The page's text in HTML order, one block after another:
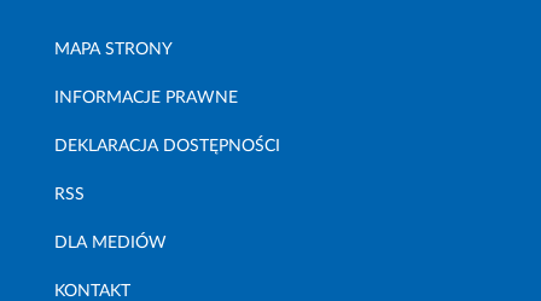
MAPA STRONY
INFORMACJE PRAWNE
DEKLARACJA DOSTĘPNOŚCI
RSS
DLA MEDIÓW
KONTAKT